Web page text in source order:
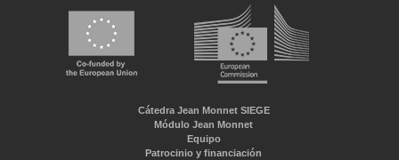
Cátedra Jean Monnet SIEGE
Módulo Jean Monnet
Equipo
Patrocinio y financiación